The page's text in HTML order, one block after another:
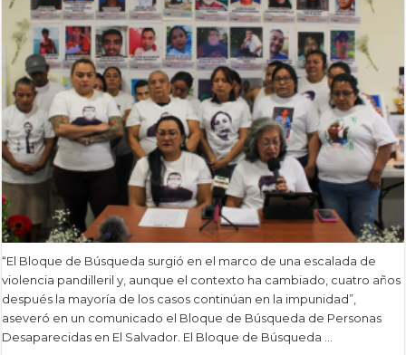
“El Bloque de Búsqueda surgió en el marco de una escalada de
violencia pandilleril y, aunque el contexto ha cambiado, cuatro años
después la mayoría de los casos continúan en la impunidad”,
aseveró en un comunicado el Bloque de Búsqueda de Personas
Desaparecidas en El Salvador. El Bloque de Búsqueda …